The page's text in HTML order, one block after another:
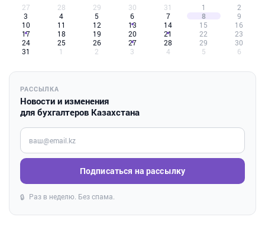
27 28 29 30 31 1
2
3
4 5 6 7 8
9
10
11 12 13 14 15
16
17
18 19 20 21 22
23
24
25 26 27 28 29
30
31
1 2 3 4 5 6
РАССЫЛКА
Новости и изменения
для бухгалтеров Казахстана
Введите ваш e-mail
Подписаться на рассылку
🔒 Раз в неделю. Без спама.